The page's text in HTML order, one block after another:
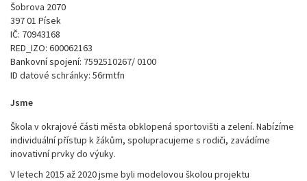
Šobrova 2070
397 01 Písek
IČ: 70943168
RED_IZO: 600062163
Bankovní spojení: 7592510267/ 0100
ID datové schránky: 56rmtfn
Jsme
Škola v okrajové části města obklopená sportovišti a zelení. Nabízíme
individuální přístup k žákům, spolupracujeme s rodiči, zavádíme
inovativní prvky do výuky.
V letech 2015 až 2020 jsme byli modelovou školou projektu